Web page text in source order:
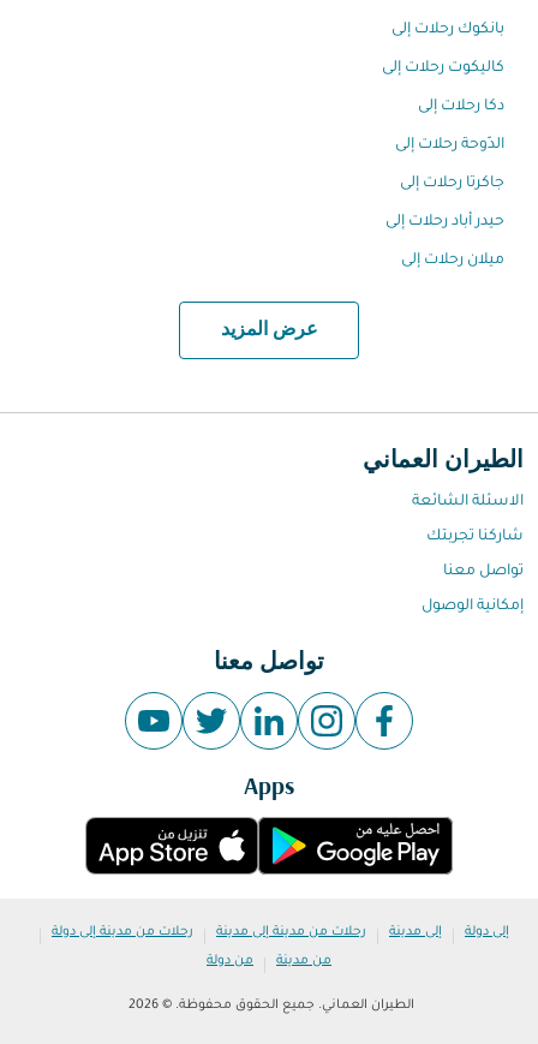
بانكوك رحلات إلى
كاليكوت رحلات إلى
دكا رحلات إلى
الدّوحة رحلات إلى
جاكرتا رحلات إلى
حيدر أباد رحلات إلى
ميلان رحلات إلى
عرض المزيد
الطيران العماني
الاسئلة الشائعة
شاركنا تجربتك
تواصل معنا
إمكانية الوصول
تواصل معنا
Apps
إلى دولة | إلى مدينة | رحلات من مدينة إلى مدينة | رحلات من مدينة إلى دولة |
من مدينة | من دولة
الطيران العماني. جميع الحقوق محفوظة. © 2026